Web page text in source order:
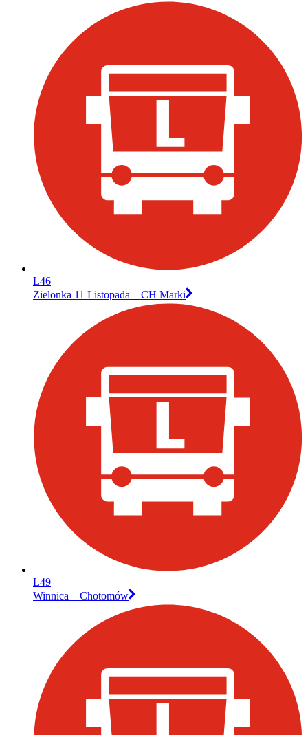
L46
Zielonka 11 Listopada – CH Marki
L49
Winnica – Chotomów